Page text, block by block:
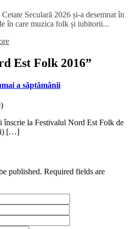
Seculară 2026 și-a desemnat în
în care muzica folk și iubitorii...
Est Folk 2016”
a săptămânii
la Festivalul Nord Est Folk de
[…]
published. Required fields are